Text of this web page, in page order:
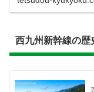
西九州新幹線の歴